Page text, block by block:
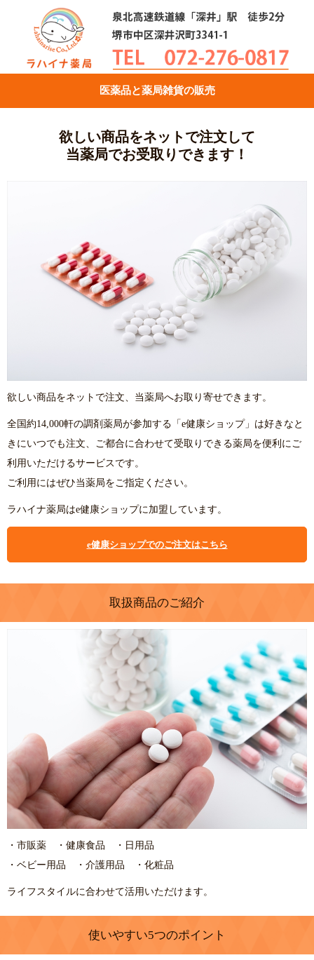
医薬品と薬局雑貨の販売
欲しい商品をネットで注文して
当薬局でお受取りできます！
欲しい商品をネットで注文、当薬局へお取り寄せできます。
全国約14,000軒の調剤薬局が参加する「e健康ショップ」は好きなと
きにいつでも注文、ご都合に合わせて受取りできる薬局を便利にご
利用いただけるサービスです。
ご利用にはぜひ当薬局をご指定ください。
ラハイナ薬局はe健康ショップに加盟しています。
e健康ショップでのご注文はこちら
取扱商品のご紹介
・市販薬 ・健康食品 ・日用品
・ベビー用品 ・介護用品 ・化粧品
ライフスタイルに合わせて活用いただけます。
使いやすい5つのポイント